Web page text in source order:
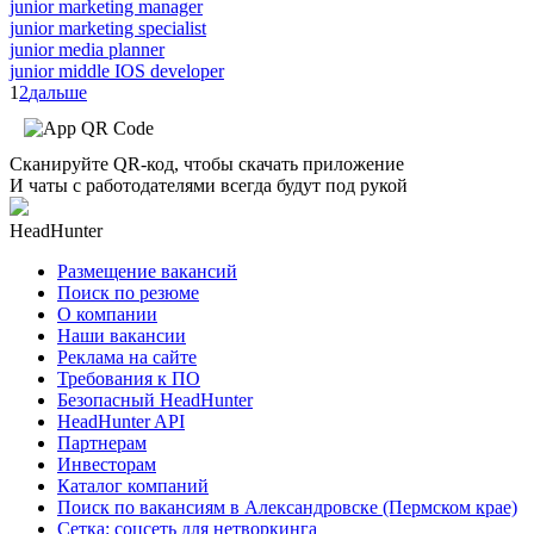
junior marketing manager
junior marketing specialist
junior media planner
junior middle IOS developer
1 2дальше
Сканируйте QR-код, чтобы скачать приложение
И чаты с работодателями всегда будут под рукой
HeadHunter
Размещение вакансий
Поиск по резюме
О компании
Наши вакансии
Реклама на сайте
Требования к ПО
Безопасный HeadHunter
HeadHunter API
Партнерам
Инвесторам
Каталог компаний
Поиск по вакансиям в Александровске (Пермском крае)
Сетка: соцсеть для нетворкинга